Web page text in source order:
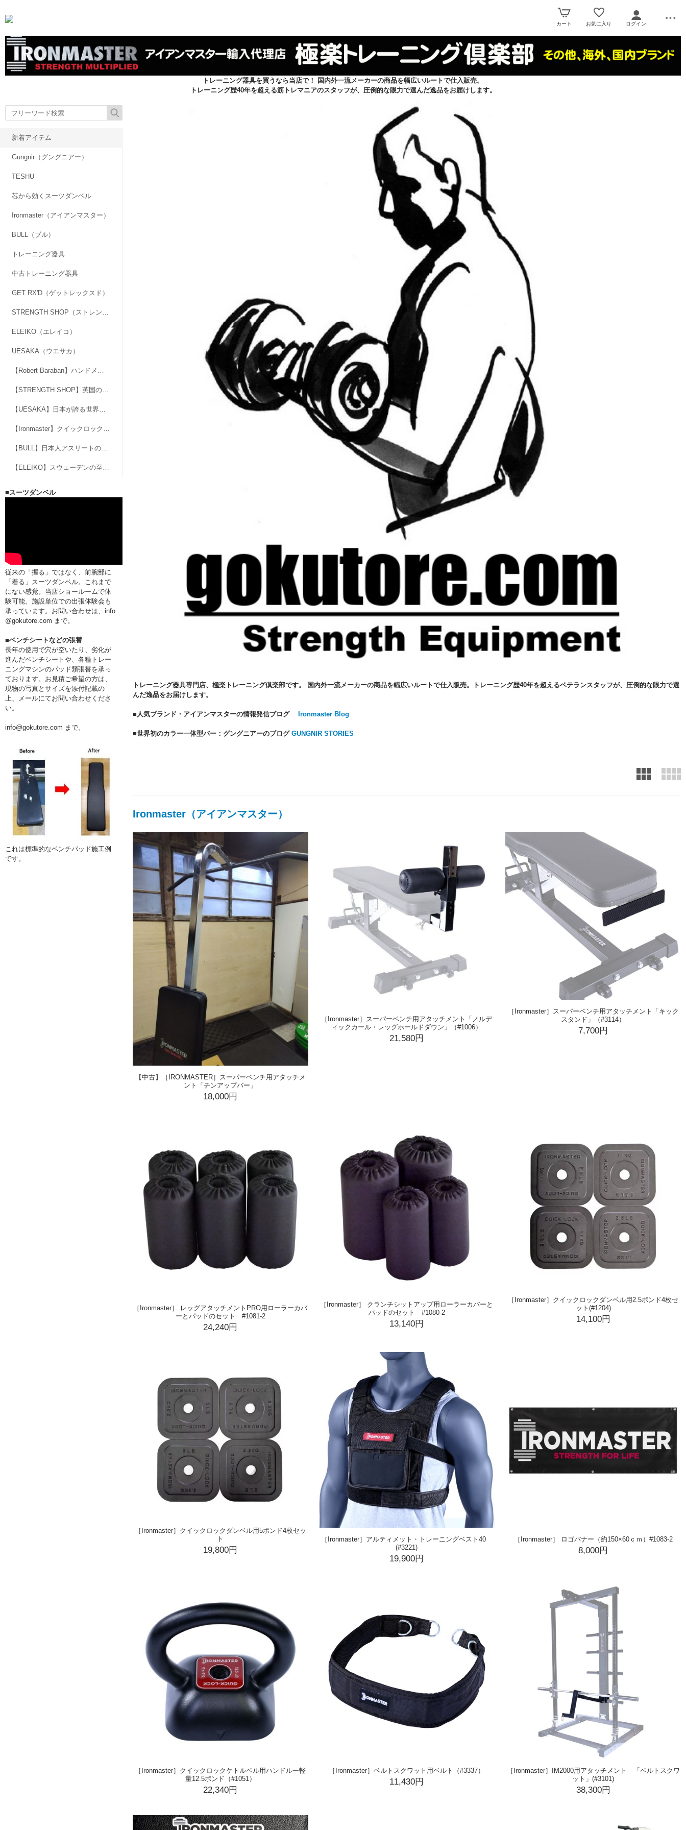
カート お気に入り ログイン
トレーニング器具を買うなら当店で！ 国内外一流メーカーの商品を幅広いルートで仕入販売。
トレーニング歴40年を超える筋トレマニアのスタッフが、圧倒的な眼力で選んだ逸品をお届けします。
新着アイテム
Gungnir（グングニアー）
TESHU
芯から効くスーツダンベル
Ironmaster（アイアンマスター）
BULL（ブル）
トレーニング器具
中古トレーニング器具
GET RX'D（ゲットレックスド）
ELEIKO（エレイコ）
UESAKA（ウエサカ）
■スーツダンベル
従来の「握る」ではなく、前腕部に
「着る」スーツダンベル。これまで
にない感覚。当店ショールームで体
験可能。施設単位での出張体験会も
承っています。お問い合わせは、info
@gokutore.com まで。
■ベンチシートなどの張替
長年の使用で穴が空いたり、劣化が
進んだベンチシートや、各種トレー
ニングマシンのパッド類張替を承っ
ております。お見積ご希望の方は、
現物の写真とサイズを添付記載の
上、メールにてお問い合わせくださ
い。
info@gokutore.com まで。
これは標準的なベンチパッド施工例
です。
トレーニング器具専門店、極楽トレーニング倶楽部です。 国内外一流メーカーの商品を幅広いルートで仕入販売。トレーニング歴40年を超えるベテランスタッフが、圧倒的な眼力で選
んだ逸品をお届けします。
■人気ブランド・アイアンマスターの情報発信ブログ Ironmaster Blog
■世界初のカラー一体型バー：グングニアーのブログ GUNGNIR STORIES
Ironmaster（アイアンマスター）
【中古】［IRONMASTER］スーパーベンチ用アタッチメ
ント「チンアップバー」
18,000円
［Ironmaster］スーパーベンチ用アタッチメント「ノルデ
ィックカール・レッグホールドダウン」（#1006）
21,580円
［Ironmaster］スーパーベンチ用アタッチメント「キック
スタンド」（#3114）
7,700円
［Ironmaster］ レッグアタッチメントPRO用ローラーカバ
ーとパッドのセット #1081-2
24,240円
［Ironmaster］ クランチシットアップ用ローラーカバーと
パッドのセット #1080-2
13,140円
［Ironmaster］クイックロックダンベル用2.5ポンド4枚セ
ット(#1204)
14,100円
［Ironmaster］クイックロックダンベル用5ポンド4枚セッ
ト
19,800円
［Ironmaster］アルティメット・トレーニングベスト40
(#3221)
19,900円
［Ironmaster］ ロゴバナー（約150×60ｃｍ）#1083-2
8,000円
［Ironmaster］クイックロックケトルベル用ハンドルー軽
量12.5ポンド（#1051）
22,340円
［Ironmaster］ベルトスクワット用ベルト（#3337）
11,430円
［Ironmaster］IM2000用アタッチメント 「ベルトスクワ
ット」(#3101)
38,300円